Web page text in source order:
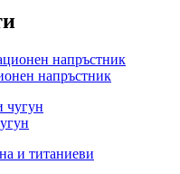
напръстник